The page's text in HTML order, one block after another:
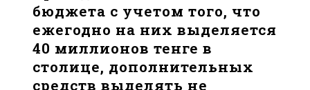
бюджета с учетом того, что
ежегодно на них выделяется
40 миллионов тенге в
столице, дополнительных
средств выделять не